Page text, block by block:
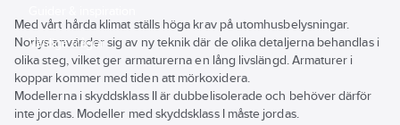
Vanliga frågor
Med vårt hårda klimat ställs höga krav på utomhusbelysningar.
Norlys använder sig av ny teknik där de olika detaljerna behandlas i
olika steg, vilket ger armaturerna en lång livslängd. Armaturer i
koppar kommer med tiden att mörkoxidera.
Modellerna i skyddsklass II är dubbelisolerade och behöver därför
inte jordas. Modeller med skyddsklass I måste jordas.